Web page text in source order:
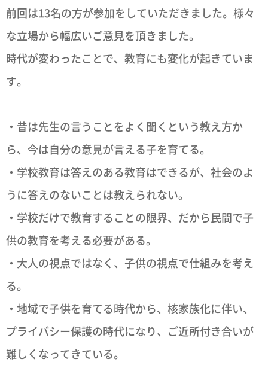
前回は13名の方が参加をしていただきました。様々
な立場から幅広いご意見を頂きました。
時代が変わったことで、教育にも変化が起きていま
す。
・昔は先生の言うことをよく聞くという教え方か
ら、今は自分の意見が言える子を育てる。
・学校教育は答えのある教育はできるが、社会のよ
うに答えのないことは教えられない。
・学校だけで教育することの限界、だから民間で子
供の教育を考える必要がある。
・大人の視点ではなく、子供の視点で仕組みを考え
る。
・地域で子供を育てる時代から、核家族化に伴い、
プライバシー保護の時代になり、ご近所付き合いが
難しくなってきている。